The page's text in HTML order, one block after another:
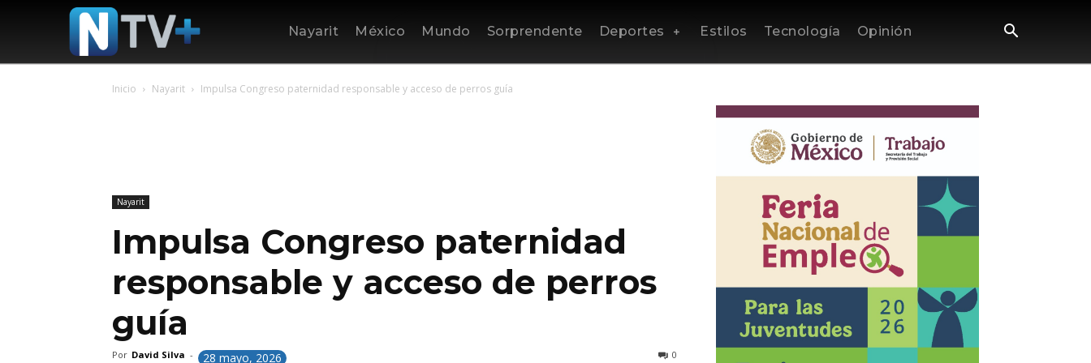
Nayarit México Mundo Sorprendente Deportes Estilos Tecnología Opinión
Inicio Nayarit Impulsa Congreso paternidad responsable y acceso de perros guía
Nayarit
Impulsa Congreso paternidad
responsable y acceso de perros
guía
Por David Silva - 28 mayo, 2026 0